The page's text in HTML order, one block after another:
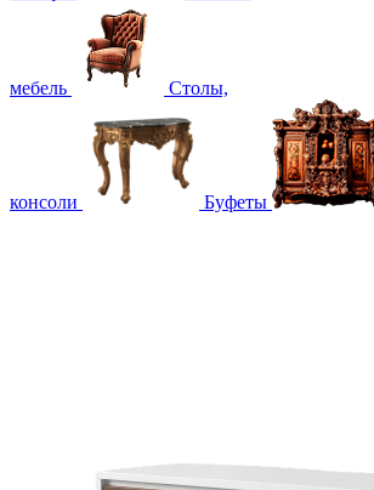
мебель Столы,
консоли Буфеты